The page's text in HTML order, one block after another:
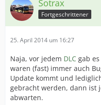
Sotrax
Fortgeschrittener
25. April 2014 um 16:27
Naja, vor jedem DLC gab
waren (fast) immer auch
Update kommt und
gebracht werden, dann ist
abwarten.